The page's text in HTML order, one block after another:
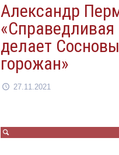
Александр
делает
горожан»
27.11.2021